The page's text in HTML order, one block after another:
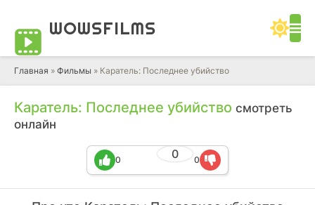
WOWSFILMS
Главная » Фильмы » Каратель: Последнее убийство
Каратель: Последнее убийство смотреть
онлайн
0
0 0